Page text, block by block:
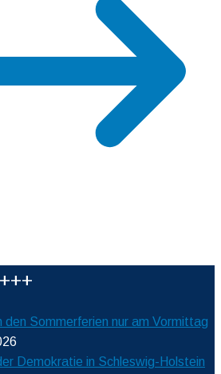
Sommerferien nur am Vormittag
Demokratie in Schleswig-Holstein